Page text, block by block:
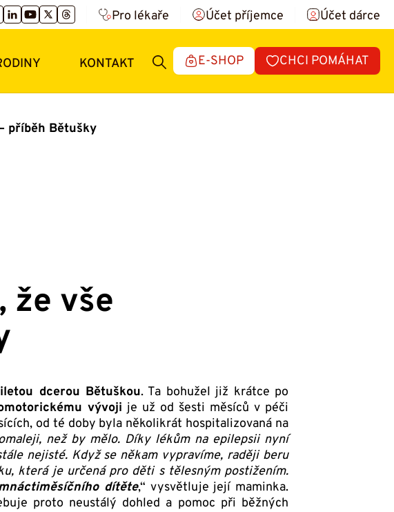
Pro lékaře Účet příjemce Účet dárce
KONTAKT E-SHOP CHCI POMÁHAT
příběh Bětušky
že vše
dcerou Bětuškou. Ta bohužel již krátce po
vývoji je už od šesti měsíců v péči
od té doby byla několikrát hospitalizovaná na
než by mělo. Díky lékům na epilepsii nyní
nejisté. Když se někam vypravíme, raději beru
která je určená pro děti s tělesným postižením.
dítěte,“ vysvětluje její maminka.
proto neustálý dohled a pomoc při běžných